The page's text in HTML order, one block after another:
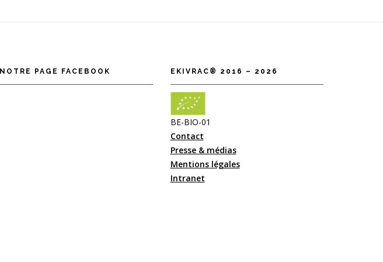
NOTRE PAGE FACEBOOK EKIVRAC® 2016 – 2026
BE-BIO-01
Contact
Presse & médias
Mentions légales
Intranet